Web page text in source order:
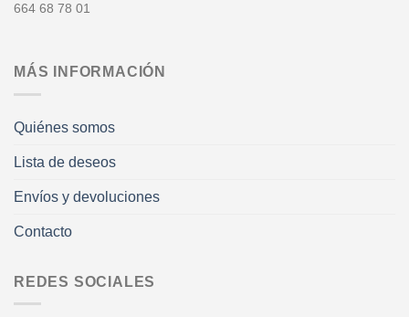
664 68 78 01
MÁS INFORMACIÓN
Quiénes somos
Lista de deseos
Envíos y devoluciones
Contacto
REDES SOCIALES